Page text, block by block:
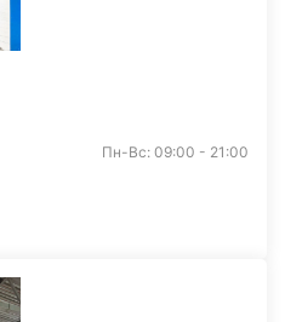
Пн-Вс: 09:00 - 21:00